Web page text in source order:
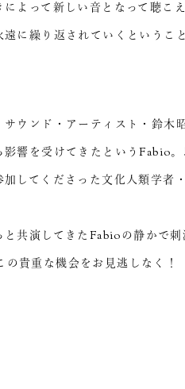
よって新しい音となって聴こ
に繰り返されていくというこ
ウンド・アーティスト・鈴木
響を受けてきたというFabio
加してくださった文化人類学者
共演してきたFabioの静かで
貴重な機会をお見逃しなく！